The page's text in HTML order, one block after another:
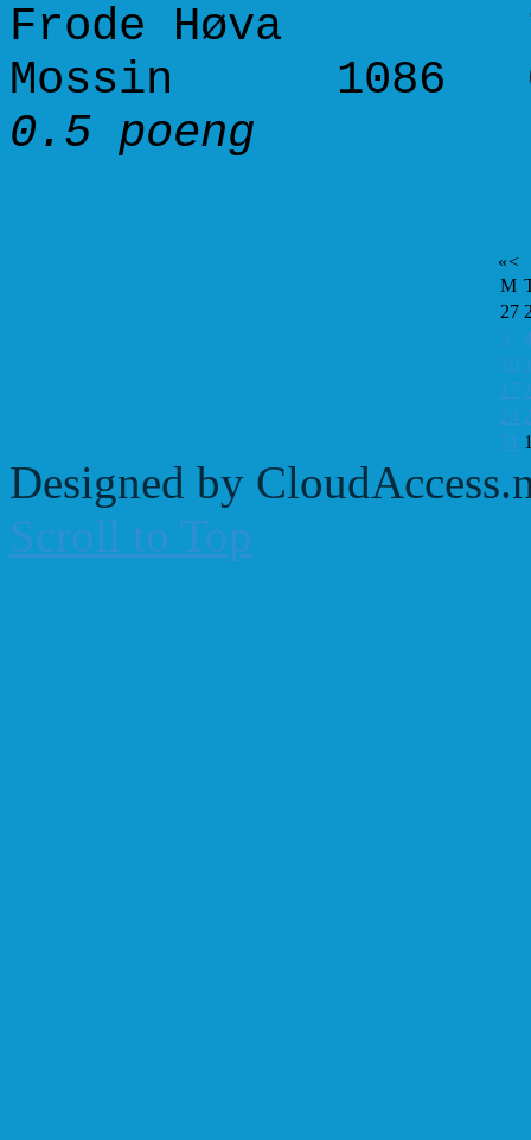
Frode Høva
Mossin 1086
0.5 poeng
«<
M
27
3
10
17
24
31
Designed by
Scroll to Top